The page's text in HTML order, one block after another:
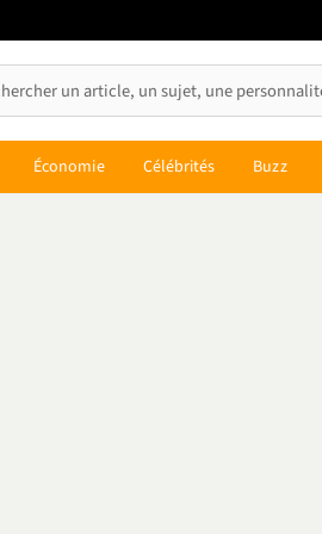
Économie Célébrités Buzz